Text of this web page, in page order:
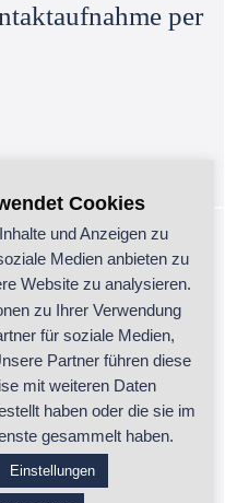
per
Baden
Cookies
und Anzeigen zu
Medien anbieten zu
Website zu analysieren.
zu Ihrer Verwendung
für soziale Medien,
Partner führen diese
mit weiteren Daten
haben oder die sie im
gesammelt haben.
Einstellungen